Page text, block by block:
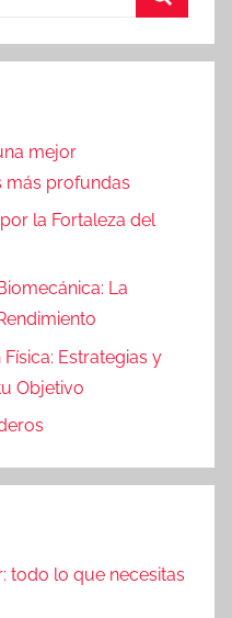
mejor
más profundas
la Fortaleza del
La
Estrategias y
Objetivo
todo lo que necesitas